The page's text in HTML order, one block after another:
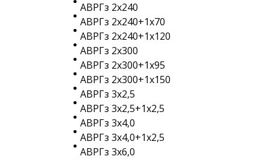
АВРГз 2х240
АВРГз 2х240+1х70
АВРГз 2х240+1х120
АВРГз 2х300
АВРГз 2х300+1х95
АВРГз 2х300+1х150
АВРГз 3х2,5
АВРГз 3х2,5+1х2,5
АВРГз 3х4,0
АВРГз 3х4,0+1х2,5
АВРГз 3х6,0